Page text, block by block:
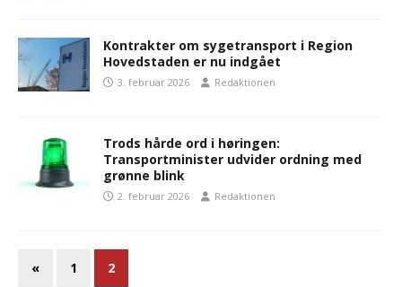
Kontrakter om sygetransport i Region
Hovedstaden er nu indgået
3. februar 2026 Redaktionen
Trods hårde ord i høringen:
Transportminister udvider ordning med
grønne blink
2. februar 2026 Redaktionen
« 1 2